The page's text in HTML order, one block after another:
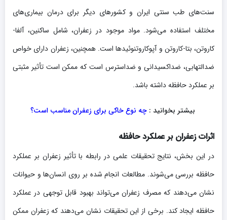
سنت‌های طب سنتی ایران و کشورهای دیگر برای درمان بیماری‌های
مختلف استفاده می‌شود. مواد موجود در زعفران، شامل ساکنین، آلفا-
کاروتن، بتا-کاروتن و آپوکاروتنوئیدها است. همچنین، زعفران دارای خواص
ضدالتهابی، ضداکسیدانی و ضداسترس است که ممکن است تأثیر مثبتی
بر عملکرد حافظه داشته باشد.
بیشتر بخوانید :چه نوع خاکی برای زعفران مناسب است؟
اثرات زعفران بر عملکرد حافظه
در این بخش، نتایج تحقیقات علمی در رابطه با تأثیر زعفران بر عملکرد
حافظه بررسی می‌شوند. مطالعات انجام شده بر روی انسان‌ها و حیوانات
نشان می‌دهند که مصرف زعفران می‌تواند بهبود قابل توجهی در عملکرد
حافظه ایجاد کند. برخی از این تحقیقات نشان می‌دهند که زعفران ممکن